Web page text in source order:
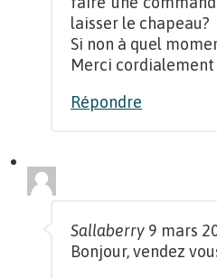
laisser le chapeau?
Si non à quel
Merci cordialement
Répondre
Sallaberry 9 mars
Bonjour, vendez